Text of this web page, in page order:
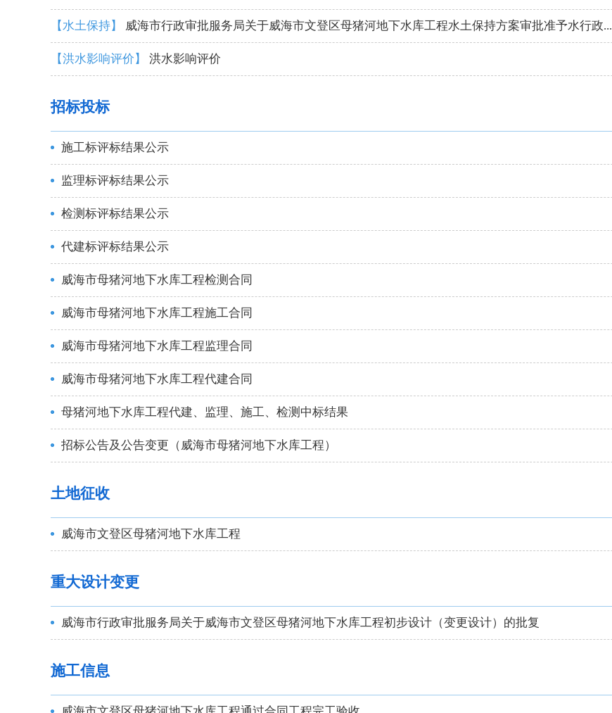
【水土保持】 威海市行政审批服务局关于威海市文登区母猪河地下水库工程水土保持方案审批准予水行政...
【洪水影响评价】 洪水影响评价
招标投标
施工标评标结果公示
监理标评标结果公示
检测标评标结果公示
代建标评标结果公示
威海市母猪河地下水库工程检测合同
威海市母猪河地下水库工程施工合同
威海市母猪河地下水库工程监理合同
威海市母猪河地下水库工程代建合同
母猪河地下水库工程代建、监理、施工、检测中标结果
招标公告及公告变更（威海市母猪河地下水库工程）
土地征收
威海市文登区母猪河地下水库工程
重大设计变更
威海市行政审批服务局关于威海市文登区母猪河地下水库工程初步设计（变更设计）的批复
施工信息